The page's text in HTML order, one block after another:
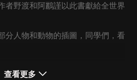
者野渡和阿鸝謹以此書獻給全世界
分人物和動物的插圖，同學們，看
查看更多